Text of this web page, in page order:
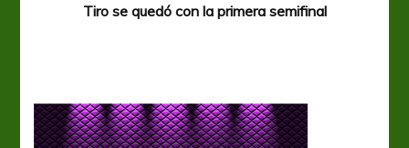
Tiro se quedó con la primera semifinal